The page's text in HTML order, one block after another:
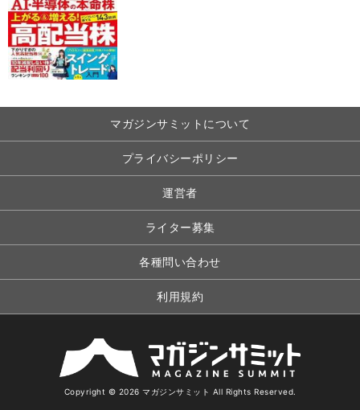
マガジンサミットについて
プライバシーポリシー
運営者
ライター募集
各種問い合わせ
利用規約
Copyright © 2026 マガジンサミット All Rights Reserved.